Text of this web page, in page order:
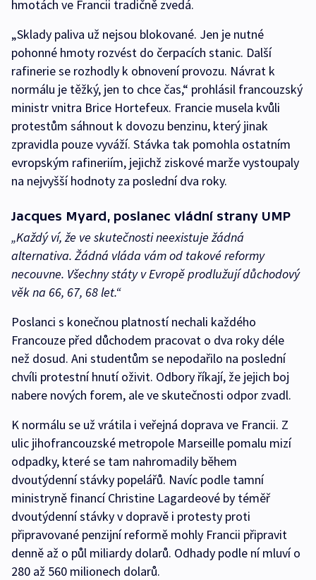
hmotách ve Francii tradičně zvedá.
„Sklady paliva už nejsou blokované. Jen je nutné
pohonné hmoty rozvést do čerpacích stanic. Další
rafinerie se rozhodly k obnovení provozu. Návrat k
normálu je těžký, jen to chce čas,“ prohlásil francouzský
ministr vnitra Brice Hortefeux. Francie musela kvůli
protestům sáhnout k dovozu benzinu, který jinak
zpravidla pouze vyváží. Stávka tak pomohla ostatním
evropským rafineriím, jejichž ziskové marže vystoupaly
na nejvyšší hodnoty za poslední dva roky.
Jacques Myard, poslanec vládní strany UMP
„Každý ví, že ve skutečnosti neexistuje žádná
alternativa. Žádná vláda vám od takové reformy
necouvne. Všechny státy v Evropě prodlužují důchodový
věk na 66, 67, 68 let.“
Poslanci s konečnou platností nechali každého
Francouze před důchodem pracovat o dva roky déle
než dosud. Ani studentům se nepodařilo na poslední
chvíli protestní hnutí oživit. Odbory říkají, že jejich boj
nabere nových forem, ale ve skutečnosti odpor zvadl.
K normálu se už vrátila i veřejná doprava ve Francii. Z
ulic jihofrancouzské metropole Marseille pomalu mizí
odpadky, které se tam nahromadily během
dvoutýdenní stávky popelářů. Navíc podle tamní
ministryně financí Christine Lagardeové by téměř
dvoutýdenní stávky v dopravě i protesty proti
připravované penzijní reformě mohly Francii připravit
denně až o půl miliardy dolarů. Odhady podle ní mluví o
280 až 560 milionech dolarů.